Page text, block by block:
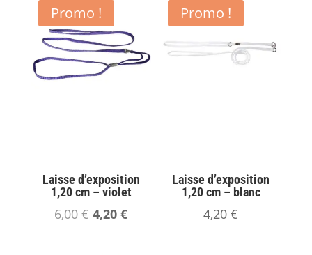
Promo !
Laisse d’exposition
1,20 cm – violet
6,00€Le
4,20€Le
Promo !
Laisse d’exposition
1,20 cm – blanc
4,20€